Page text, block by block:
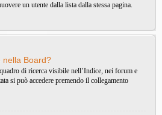
un utente dalla lista dalla stessa pagina.
nella Board?
di ricerca visibile nell’Indice, nei forum e
si può accedere premendo il collegamento